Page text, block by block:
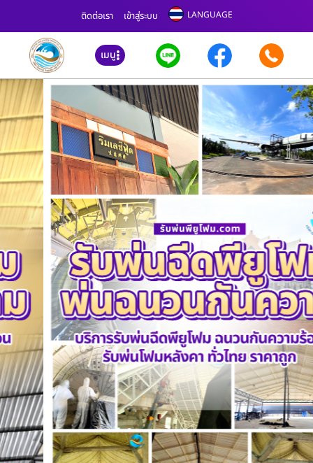
ติดต่อเรา เข้าสู่ระบบ LANGUAGE
เมนู